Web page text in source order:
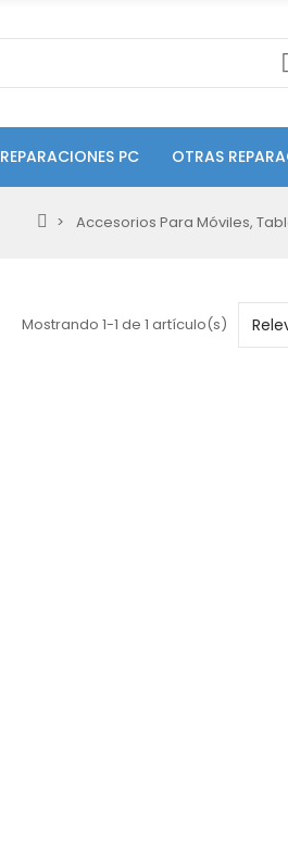
REPARACIONES PC OTRAS
Accesorios Para Móviles,
Mostrando 1-1 de 1 artículo(s)